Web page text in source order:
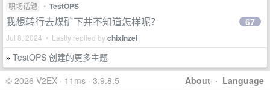
职场话题 • TestOPS
我想转行去煤矿下井不知道怎样呢？
Jul 8, 2024 • Lastly replied bychixinzei
67
» TestOPS 创建的更多主题
About · Language
© 2026 V2EX · 11ms · 3.9.8.5